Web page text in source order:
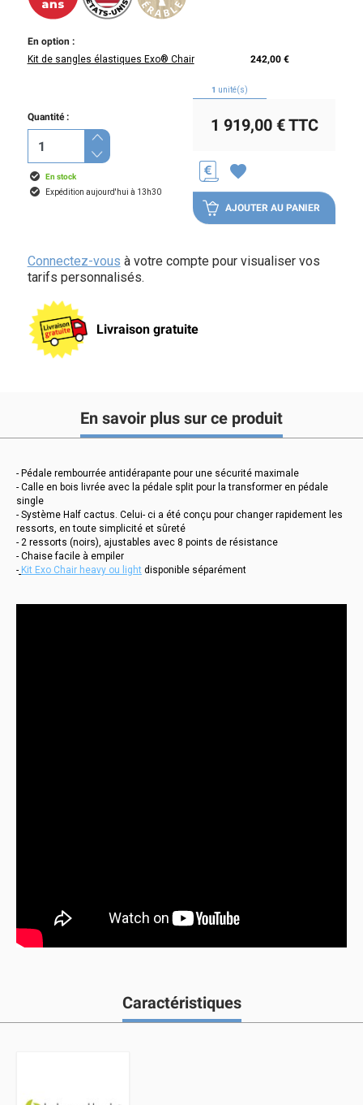
En option :
Kit de sangles élastiques Exo® Chair
242,00 €
Quantité :
En stock
Expédition aujourd'hui à 13h30
1 unité(s)
1 919,00 €TTC
favorite
AJOUTER AU PANIER
Connectez-vous à votre compte pour visualiser vos
tarifs personnalisés.
Livraison gratuite
En savoir plus sur ce produit
- Pédale rembourrée antidérapante pour une sécurité maximale
- Calle en bois livrée avec la pédale split pour la transformer en pédale
single
- Système Half cactus. Celui- ci a été conçu pour changer rapidement les
ressorts, en toute simplicité et sûreté
- 2 ressorts (noirs), ajustables avec 8 points de résistance
- Chaise facile à empiler
- Kit Exo Chair heavy ou light disponible séparément
Caractéristiques